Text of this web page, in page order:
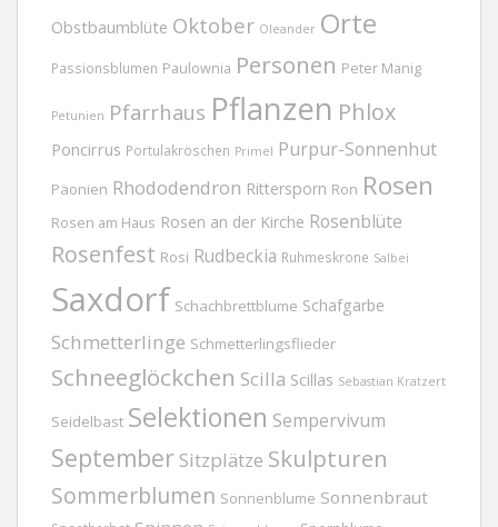
Obstbaumblüte Oktober Oleander Orte
Passionsblumen Paulownia Personen Peter Manig
Petunien Pfarrhaus Pflanzen Phlox
Poncirrus Portulakröschen Primel Purpur-Sonnenhut
Päonien Rhododendron Rittersporn Ron Rosen
Rosen am Haus Rosen an der Kirche Rosenblüte
Rosenfest Rosi Rudbeckia Ruhmeskrone Salbei
Saxdorf Schachbrettblume Schafgarbe
Schmetterlinge Schmetterlingsflieder
Schneeglöckchen Scilla Scillas Sebastian Kratzert
Seidelbast Selektionen Sempervivum
September Sitzplätze Skulpturen
Sommerblumen Sonnenblume Sonnenbraut